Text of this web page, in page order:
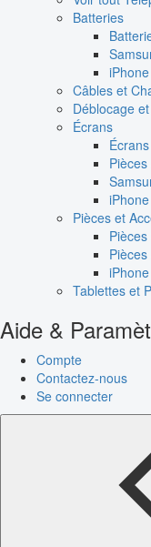
Batteries
iPhone
Câbles et
Déblocage
Écrans
iPhone
Pièces et
iPhone
Tablettes et
Aide &
Compte
Contactez-nous
Se connecter